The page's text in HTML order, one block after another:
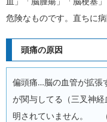
危険なものです。直ちに
頭痛の原因
偏頭痛…脳の血管が拡張
が関与してる（三叉神
明されていません。 （